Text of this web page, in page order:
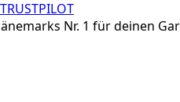
Zum
Inhalt
TRUSTPILOT
Nr. 1 für deinen